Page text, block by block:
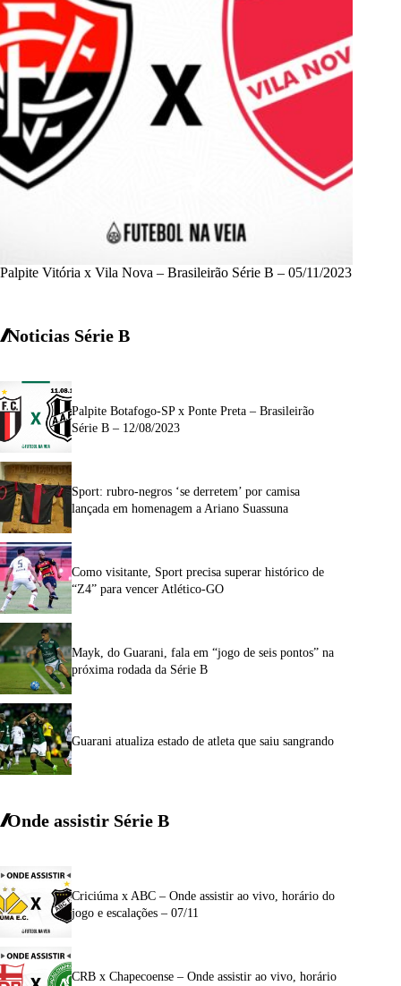
Palpite Vitória x Vila Nova – Brasileirão Série B – 05/11/2023
Noticias Série B
Palpite Botafogo-SP x Ponte Preta – Brasileirão
Série B – 12/08/2023
Sport: rubro-negros ‘se derretem’ por camisa
lançada em homenagem a Ariano Suassuna
Como visitante, Sport precisa superar histórico de
“Z4” para vencer Atlético-GO
Mayk, do Guarani, fala em “jogo de seis pontos” na
próxima rodada da Série B
Guarani atualiza estado de atleta que saiu sangrando
Onde assistir Série B
Criciúma x ABC – Onde assistir ao vivo, horário do
jogo e escalações – 07/11
CRB x Chapecoense – Onde assistir ao vivo, horário